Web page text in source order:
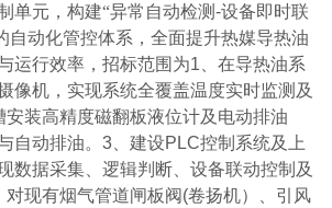
单元，构建“异常自动检测-设备即时联
自动化管控体系，全面提升热媒导热油
运行效率，招标范围为1 、在导热油系
像机，实现系统全覆盖温度实时监测及
安装高精度磁翻板液位计及电动排油
自动排油。 3 、建设PLC控制系统及上
数据采集、逻辑判断、设备联动控制及
对现有烟气管道闸板阀(卷扬机）、引风